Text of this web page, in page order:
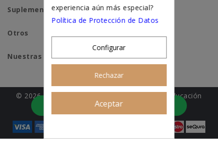
Suplementación natural
Otros
Nuestras tiendas
© 2026 - Patitas&co, Alimentación natural y educación
amable
Asesoramiento personalizado
experiencia aún más especial?
Política de Protección de Datos
Configurar
Rechazar
Aceptar